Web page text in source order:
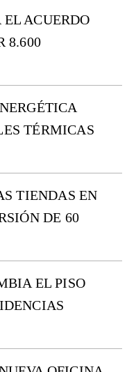
ACUERDO
8.600
TÉRMICAS
TIENDAS EN
DE 60
EL PISO